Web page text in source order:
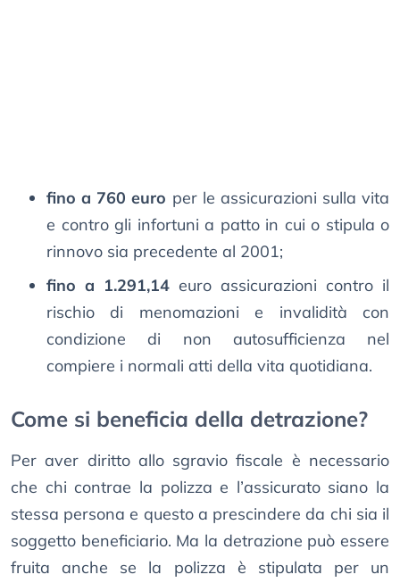
fino a 760 euro per le assicurazioni sulla vita
e contro gli infortuni a patto in cui o stipula o
rinnovo sia precedente al 2001;
fino a 1.291,14 euro assicurazioni contro il
rischio di menomazioni e invalidità con
condizione di non autosufficienza nel
compiere i normali atti della vita quotidiana.
Come si beneficia della detrazione?
Per aver diritto allo sgravio fiscale è necessario
che chi contrae la polizza e l’assicurato siano la
stessa persona e questo a prescindere da chi sia il
soggetto beneficiario. Ma la detrazione può essere
fruita anche se la polizza è stipulata per un